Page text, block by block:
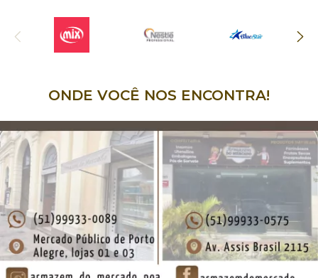
ONDE VOCÊ NOS ENCONTRA!